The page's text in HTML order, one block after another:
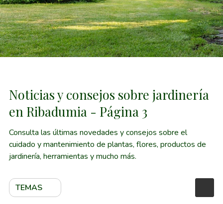
Noticias y consejos sobre jardinería
en Ribadumia - Página 3
Consulta las últimas novedades y consejos sobre el
cuidado y mantenimiento de plantas, flores, productos de
jardinería, herramientas y mucho más.
TEMAS